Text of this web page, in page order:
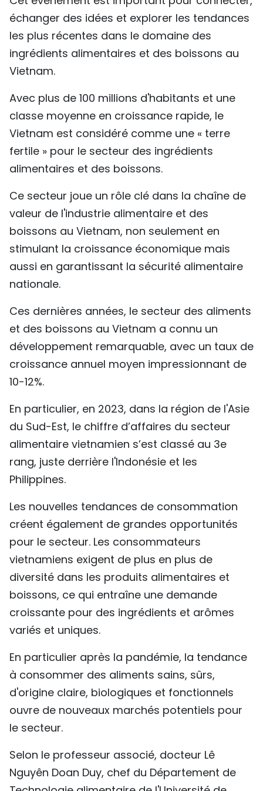
TIẾNG VIỆT
ENGLISH
РУССКИЙ
ESPAÑOL
échanger des idées et explorer les tendances
les plus récentes dans le domaine des
ingrédients alimentaires et des boissons au
Vietnam.
Avec plus de 100 millions d'habitants et une
classe moyenne en croissance rapide, le
Vietnam est considéré comme une « terre
fertile » pour le secteur des ingrédients
alimentaires et des boissons.
Ce secteur joue un rôle clé dans la chaîne de
valeur de l'industrie alimentaire et des
boissons au Vietnam, non seulement en
stimulant la croissance économique mais
aussi en garantissant la sécurité alimentaire
nationale.
Ces dernières années, le secteur des aliments
et des boissons au Vietnam a connu un
développement remarquable, avec un taux de
croissance annuel moyen impressionnant de
10-12%.
En particulier, en 2023, dans la région de l'Asie
du Sud-Est, le chiffre d’affaires du secteur
alimentaire vietnamien s’est classé au 3e
rang, juste derrière l'Indonésie et les
Philippines.
Les nouvelles tendances de consommation
créent également de grandes opportunités
pour le secteur. Les consommateurs
vietnamiens exigent de plus en plus de
diversité dans les produits alimentaires et
boissons, ce qui entraîne une demande
croissante pour des ingrédients et arômes
variés et uniques.
En particulier après la pandémie, la tendance
à consommer des aliments sains, sûrs,
d'origine claire, biologiques et fonctionnels
ouvre de nouveaux marchés potentiels pour
le secteur.
Selon le professeur associé, docteur Lê
Nguyên Doan Duy, chef du Département de